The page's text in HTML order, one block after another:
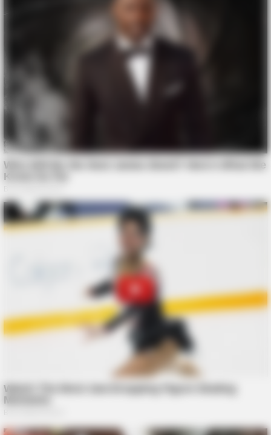
Bear Approaches Cat: What Happens Next Is Pure Magic
TIPS AND LIFE HACKS